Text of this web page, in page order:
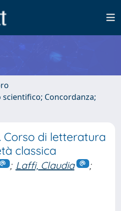
Concordanza;
Corso di letteratura
classica
; Laffi, Claudia ;